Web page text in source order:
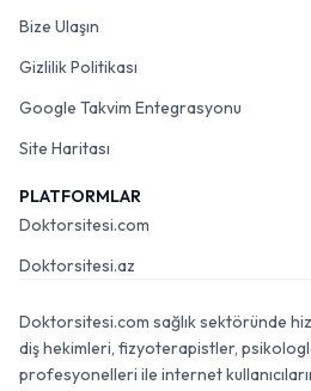
Bize Ulaşın
Gizlilik Politikası
Google Takvim Entegrasyonu
Site Haritası
PLATFORMLAR
Doktorsitesi.com
Doktorsitesi.az
Doktorsitesi.com sağlık sektöründe
diş hekimleri, fizyoterapistler,
profesyonelleri ile internet